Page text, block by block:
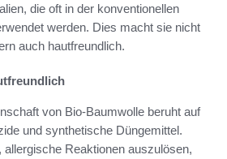
die oft in der konventionellen
werden. Dies macht sie nicht
auch hautfreundlich.
von Bio-Baumwolle beruht auf
und synthetische Düngemittel.
Reaktionen auszulösen,